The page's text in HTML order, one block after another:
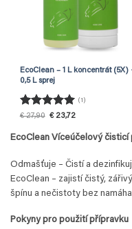
EcoClean – 1 L koncentrát (5X)
0,5 L sprej
Hodnocení
(1)
€27,90 Původní
€ 27,90.
€23,72Aktuální
€ 23,72.
EcoClean Víceúčelový
Odmašťuje – Čistí a
EcoClean – zajistí čistý,
špínu a nečistoty bez
Pokyny pro použití přípravku